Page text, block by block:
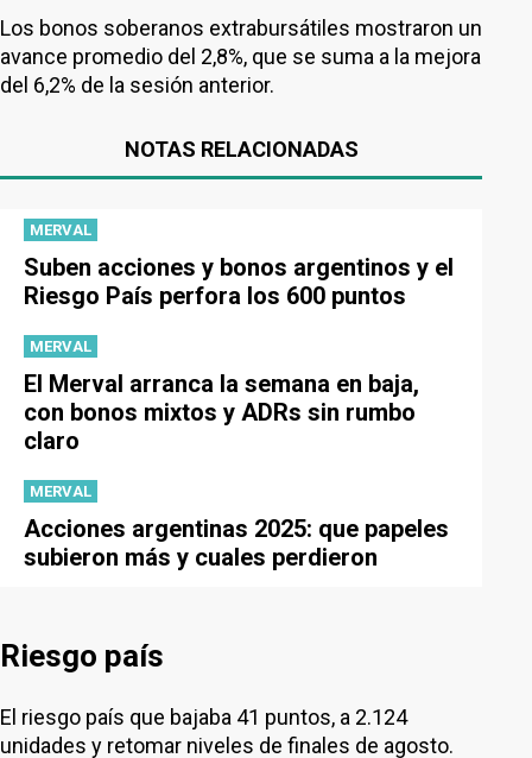
Los bonos soberanos extrabursátiles mostraron un
avance promedio del 2,8%, que se suma a la mejora
del 6,2% de la sesión anterior.
NOTAS RELACIONADAS
MERVAL
Suben acciones y bonos argentinos y el
Riesgo País perfora los 600 puntos
MERVAL
El Merval arranca la semana en baja,
con bonos mixtos y ADRs sin rumbo
claro
MERVAL
Acciones argentinas 2025: que papeles
subieron más y cuales perdieron
Riesgo país
El riesgo país que bajaba 41 puntos, a 2.124
unidades y retomar niveles de finales de agosto.